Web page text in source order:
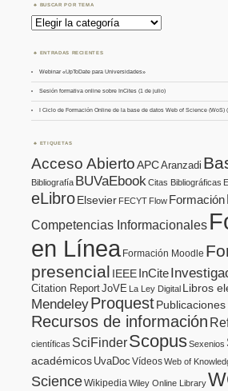
BUSCAR POR TEMA
Buscar
por
Tema
ENTRADAS RECIENTES
Webinar «UpToDate para Universidades»
Sesión formativa online sobre InCites (1 de julio)
I Ciclo de Formación Online de la base de datos Web of Science (WoS)
ETIQUETAS
Acceso AbiertoAPCAranzadi
Bibliografía BUVaEbook Citas Bibliográficas
eLibroElsevier FECYT Flow Formación
Competencias Informacionales
en Línea Formación Moodle
presencial IEEE InCite
Citation ReportJoVE La Ley Digital Libros
MendeleyProquest
Recursos de información
científicas SciFinderScopusSexenios
académicos UvaDoc VídeosWeb of
ScienceWikipedia Wiley Online Library